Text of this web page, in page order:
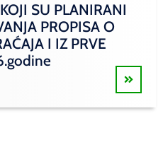
SU PLANIRANI
PROPISA O
I IZ PRVE